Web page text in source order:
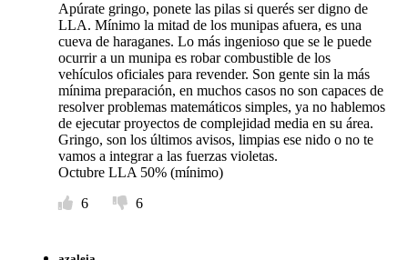
Apúrate gringo, ponete las pilas si querés ser digno de
LLA. Mínimo la mitad de los munipas afuera, es una
cueva de haraganes. Lo más ingenioso que se le puede
ocurrir a un munipa es robar combustible de los
vehículos oficiales para revender. Son gente sin la más
mínima preparación, en muchos casos no son capaces de
resolver problemas matemáticos simples, ya no hablemos
de ejecutar proyectos de complejidad media en su área.
Gringo, son los últimos avisos, limpias ese nido o no te
vamos a integrar a las fuerzas violetas.
Octubre LLA 50% (mínimo)
6
6